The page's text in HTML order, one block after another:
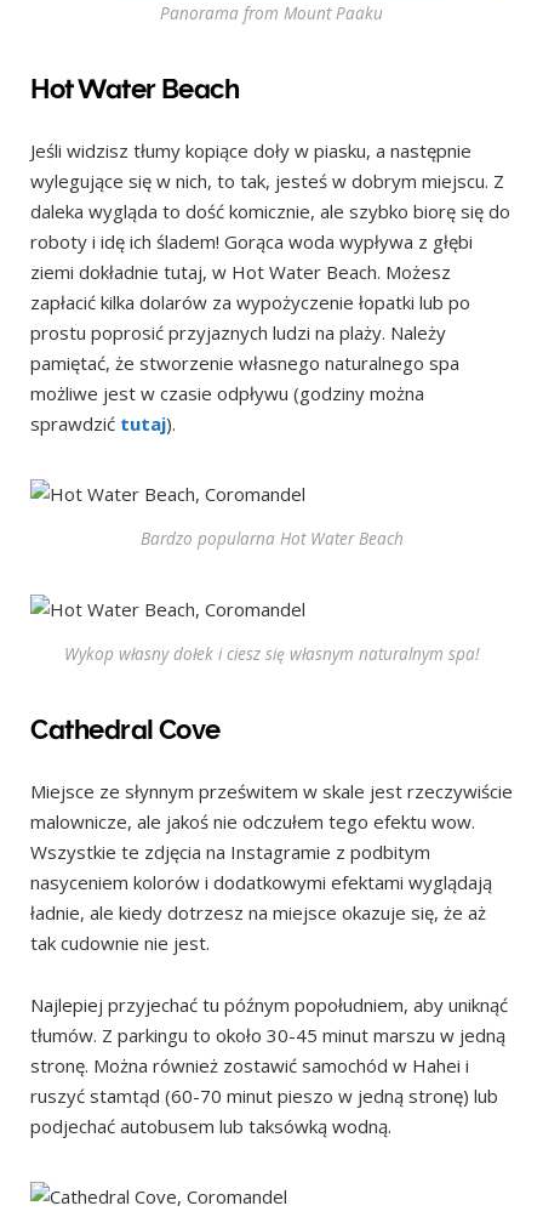
Panorama from Mount Paaku
Hot Water Beach
Jeśli widzisz tłumy kopiące doły w piasku, a następnie
wylegujące się w nich, to tak, jesteś w dobrym miejscu. Z
daleka wygląda to dość komicznie, ale szybko biorę się do
roboty i idę ich śladem! Gorąca woda wypływa z głębi
ziemi dokładnie tutaj, w Hot Water Beach. Możesz
zapłacić kilka dolarów za wypożyczenie łopatki lub po
prostu poprosić przyjaznych ludzi na plaży. Należy
pamiętać, że stworzenie własnego naturalnego spa
możliwe jest w czasie odpływu (godziny można
sprawdzić tutaj).
Bardzo popularna Hot Water Beach
Wykop własny dołek i ciesz się własnym naturalnym spa!
Cathedral Cove
Miejsce ze słynnym prześwitem w skale jest rzeczywiście
malownicze, ale jakoś nie odczułem tego efektu wow.
Wszystkie te zdjęcia na Instagramie z podbitym
nasyceniem kolorów i dodatkowymi efektami wyglądają
ładnie, ale kiedy dotrzesz na miejsce okazuje się, że aż
tak cudownie nie jest.
Najlepiej przyjechać tu późnym popołudniem, aby uniknąć
tłumów. Z parkingu to około 30-45 minut marszu w jedną
stronę. Można również zostawić samochód w Hahei i
ruszyć stamtąd (60-70 minut pieszo w jedną stronę) lub
podjechać autobusem lub taksówką wodną.